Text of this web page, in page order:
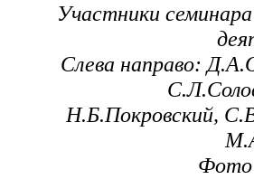
Участники
Слева направо:
Н.Б.Покровский,
Фото